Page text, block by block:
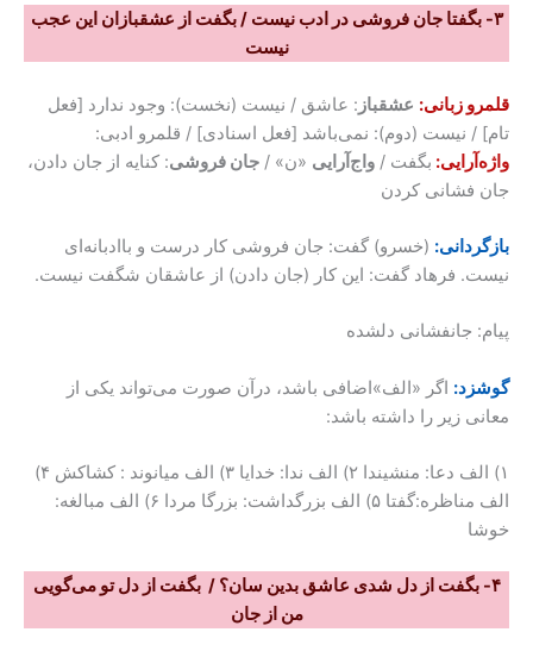
۳- بگفتا جان فروشی در ادب نیست / بگفت از عشقبازان این عجب
نیست
قلمرو زبانی: عشقباز : عاشق / نیست (نخست): وجود ندارد [فعل
تام] / نیست (دوم): نمی‌باشد [فعل اسنادی] / قلمرو ادبی:
واژه‌آرایی: بگفت / واج‌آرایی «ن» / جان فروشی: کنایه از جان دادن،
جان فشانی کردن
بازگردانی: (خسرو) گفت: جان فروشی کار درست و باادبانه‌ای
نیست. فرهاد گفت: این کار (جان دادن) از عاشقان شگفت نیست.
پیام: جانفشانی دلشده
گوشزد: اگر «الف»اضافی باشد، درآن صورت می‌تواند یکی از
معانی زیر را داشته باشد:
۱) الف دعا: منشیندا ۲) الف ندا: خدایا ۳) الف میانوند : کشاکش ۴)
الف مناظره:گفتا ۵) الف بزرگداشت: بزرگا مردا ۶) الف مبالغه:
خوشا
۴- بگفت از دل شدی عاشق بدین سان؟ / بگفت از دل تو می‌گویی
من از جان